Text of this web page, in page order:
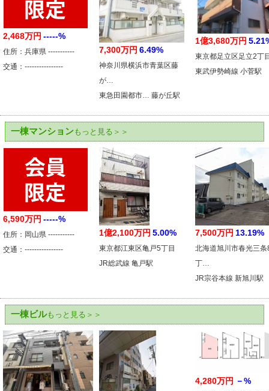
2,468万円 -----%
住所：兵庫県 -----------
交通：----------------
7,300万円 6.49%
神奈川県横浜市青葉区藤
が…
東急田園都市… 藤が丘駅
1億3,680万円
東京都足立区足立2丁
東武伊勢崎線 小菅駅
一棟マンションもっと見る＞＞
6,590万円 -----%
住所：岡山県 -----------
交通：----------------
1億2,100万円 5.00%
東京都江東区亀戸5丁目
JR総武線 亀戸駅
7,500万円 13.19%
北海道旭川市春光三条
丁…
JR宗谷本線 新旭川駅
一棟ビルもっと見る＞＞
4,280万円 －%